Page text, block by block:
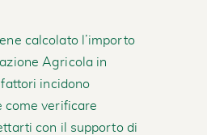
calcolato l’importo
Agricola in
fattori incidono
come verificare
con il supporto di